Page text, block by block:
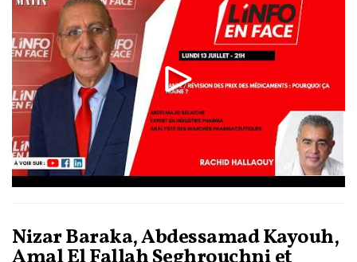
Nizar Baraka, Abdessamad Kayouh,